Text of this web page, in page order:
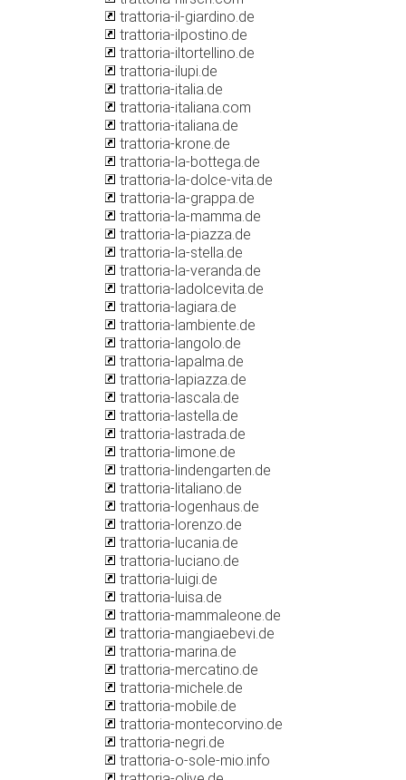
trattoria-il-giardino.de
trattoria-ilpostino.de
trattoria-iltortellino.de
trattoria-ilupi.de
trattoria-italia.de
trattoria-italiana.com
trattoria-italiana.de
trattoria-krone.de
trattoria-la-bottega.de
trattoria-la-dolce-vita.de
trattoria-la-grappa.de
trattoria-la-mamma.de
trattoria-la-piazza.de
trattoria-la-stella.de
trattoria-la-veranda.de
trattoria-ladolcevita.de
trattoria-lagiara.de
trattoria-lambiente.de
trattoria-langolo.de
trattoria-lapalma.de
trattoria-lapiazza.de
trattoria-lascala.de
trattoria-lastella.de
trattoria-lastrada.de
trattoria-limone.de
trattoria-lindengarten.de
trattoria-litaliano.de
trattoria-logenhaus.de
trattoria-lorenzo.de
trattoria-lucania.de
trattoria-luciano.de
trattoria-luigi.de
trattoria-luisa.de
trattoria-mammaleone.de
trattoria-mangiaebevi.de
trattoria-marina.de
trattoria-mercatino.de
trattoria-michele.de
trattoria-mobile.de
trattoria-montecorvino.de
trattoria-negri.de
trattoria-o-sole-mio.info